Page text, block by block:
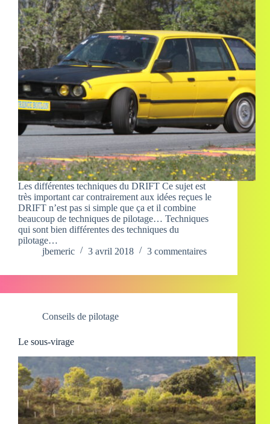
Les différentes techniques du DRIFT Ce sujet est
très important car contrairement aux idées reçues le
DRIFT n’est pas si simple que ça et il combine
beaucoup de techniques de pilotage… Techniques
qui sont bien différentes des techniques du
pilotage…
jbemeric
3 avril 2018 3 commentaires
Conseils de pilotage
Le sous-virage